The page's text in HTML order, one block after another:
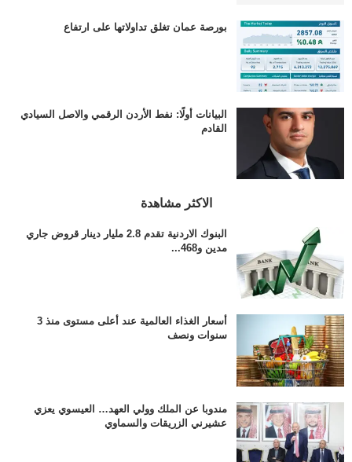
بورصة عمان تغلق تداولاتها على ارتفاع
البيانات أولًا: نفط الأردن الرقمي والاصل السيادي
القادم
الاكثر مشاهدة
البنوك الاردنية تقدم 2.8 مليار دينار قروض جاري
مدين و468...
أسعار الغذاء العالمية عند أعلى مستوى منذ 3
سنوات ونصف
مندوبا عن الملك وولي العهد… العيسوي يعزي
عشيرني الزريقات والسماوي